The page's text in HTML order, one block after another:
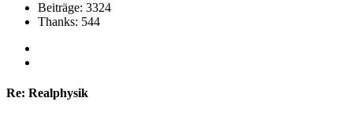
Beiträge: 3324
Thanks: 544
Re: Realphysik